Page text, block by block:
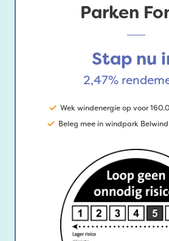
Parken
Stap nu
2,47%
Wek windenergie op voor
Beleg mee in windpark